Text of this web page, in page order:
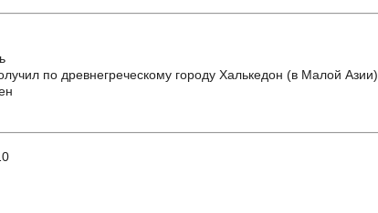
по древнегреческому городу Халькедон (в Малой Азии)